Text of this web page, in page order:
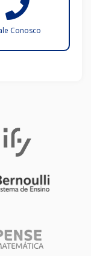
Conosco